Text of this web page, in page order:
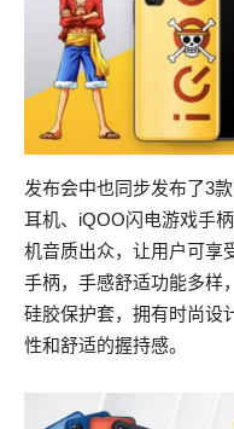
发布会中也同步发布了3
耳机、iQOO闪电游戏手
机音质出众，让用户可享
手柄，手感舒适功能多样
硅胶保护套，拥有时尚设
性和舒适的握持感。